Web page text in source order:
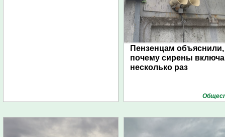
Пензенцам объяснили,
почему сирены
несколько раз